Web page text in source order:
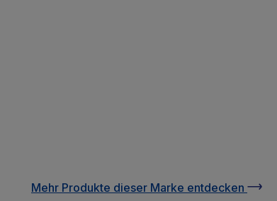
Mehr Produkte dieser Marke entdecken